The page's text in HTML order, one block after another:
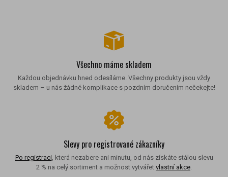
Všechno máme skladem
Každou objednávku hned odesíláme. Všechny produkty jsou vždy
skladem – u nás žádné komplikace s pozdním doručením nečekejte!
Slevy pro registrované zákazníky
Po registraci, která nezabere ani minutu, od nás získáte stálou slevu
2 % na celý sortiment a možnost vytvářet vlastní akce.